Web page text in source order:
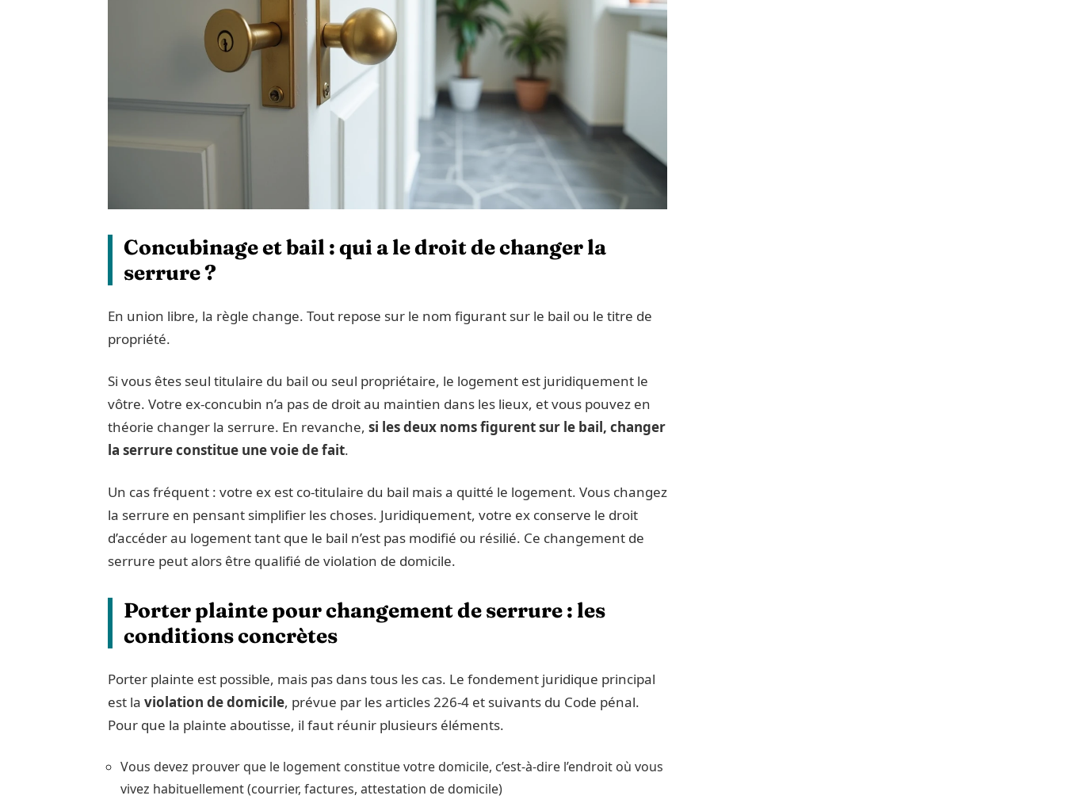
Concubinage et bail : qui a le droit de changer la
serrure ?
En union libre, la règle change. Tout repose sur le nom figurant sur le bail ou le titre de
propriété.
Si vous êtes seul titulaire du bail ou seul propriétaire, le logement est juridiquement le
vôtre. Votre ex-concubin n’a pas de droit au maintien dans les lieux, et vous pouvez en
théorie changer la serrure. En revanche, si les deux noms figurent sur le bail, changer
la serrure constitue une voie de fait.
Un cas fréquent : votre ex est co-titulaire du bail mais a quitté le logement. Vous changez
la serrure en pensant simplifier les choses. Juridiquement, votre ex conserve le droit
d’accéder au logement tant que le bail n’est pas modifié ou résilié. Ce changement de
serrure peut alors être qualifié de violation de domicile.
Porter plainte pour changement de serrure : les
conditions concrètes
Porter plainte est possible, mais pas dans tous les cas. Le fondement juridique principal
est la violation de domicile, prévue par les articles 226-4 et suivants du Code pénal.
Pour que la plainte aboutisse, il faut réunir plusieurs éléments.
Vous devez prouver que le logement constitue votre domicile, c’est-à-dire l’endroit où vous
vivez habituellement (courrier, factures, attestation de domicile)